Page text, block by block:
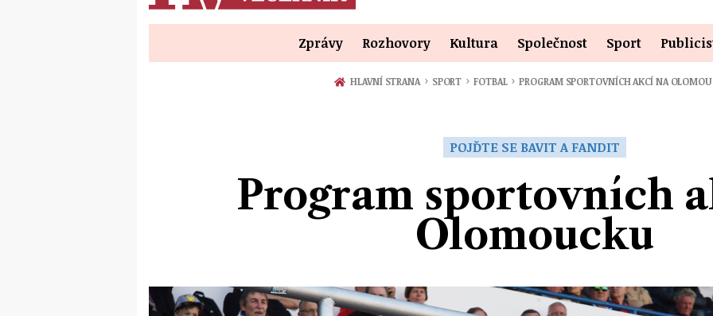
Zprávy Rozhovory Kultura Společnost Sport
HLAVNÍ STRANA › SPORT › FOTBAL › PROGRAM SPORTOVNÍCH AKCÍ NA
POJĎTE SE BAVIT A FANDIT
Program sportovních
Olomoucku